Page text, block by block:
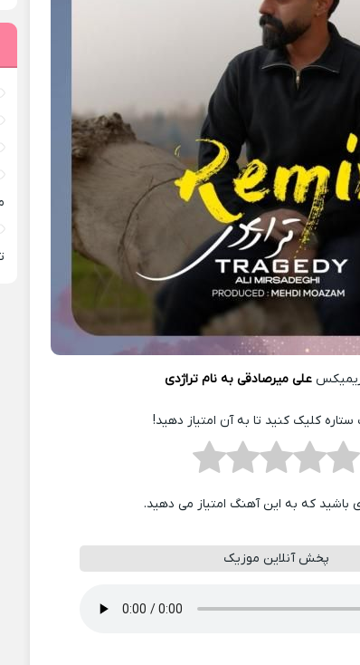
علی میرصادقی به نام تراژدی
کلیک کنید تا به آن امتیاز دهید!
باشید که به این آهنگ امتیاز می دهید.
پخش آنلاین موزیک